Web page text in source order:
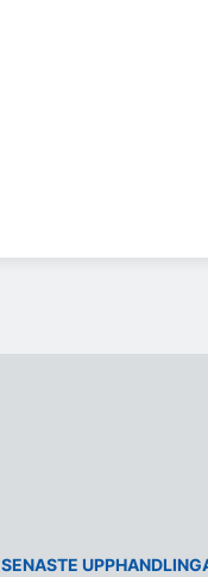
SENASTE